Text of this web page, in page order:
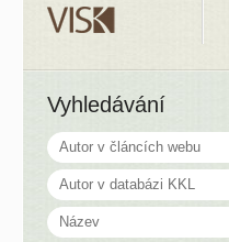
Vyhledávání